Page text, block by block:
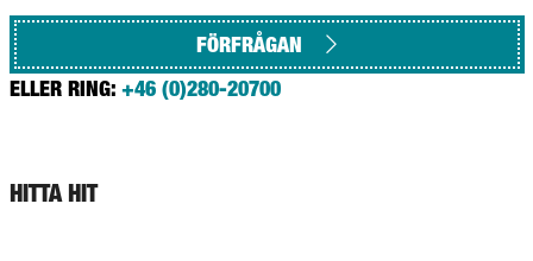
FÖRFRÅGAN
ELLER RING: +46 (0)280-20700
HITTA HIT